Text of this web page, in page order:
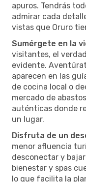
apuros. Tendrás
admirar cada
vistas que Oruro
Sumérgete en la
visitantes, el
evidente.
aparecen en las
de cocina local o
mercado de
auténticas donde
un lugar.
Disfruta de un
menor afluencia
desconectar y
bienestar y spas
lo que facilita la